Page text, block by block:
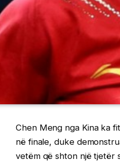
Chen Meng nga Kina ka
në finale, duke
vetëm që shton një tjetër